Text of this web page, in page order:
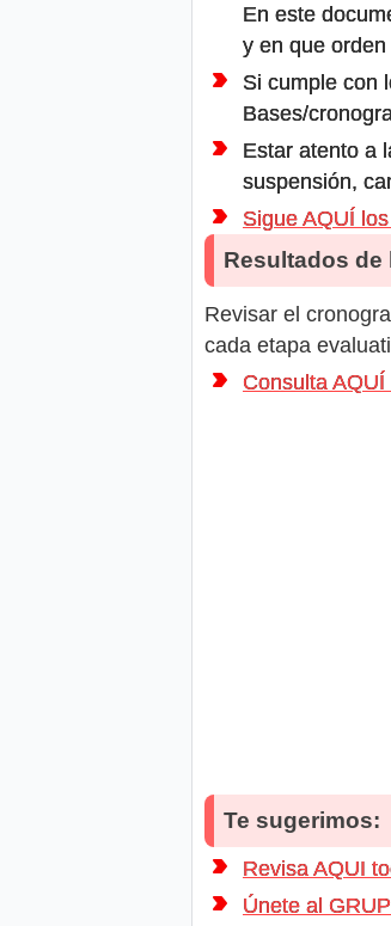
En este
y en que
Si cumple con
Bases/
Estar atento a
suspensión,
Sigue AQUÍ
Resultados
Revisar el
cada etapa
Consulta
Te sugerimos:
Revisa AQUI
Únete al